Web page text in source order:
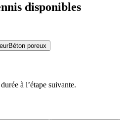
disponibles
Béton poreux
à l’étape suivante.